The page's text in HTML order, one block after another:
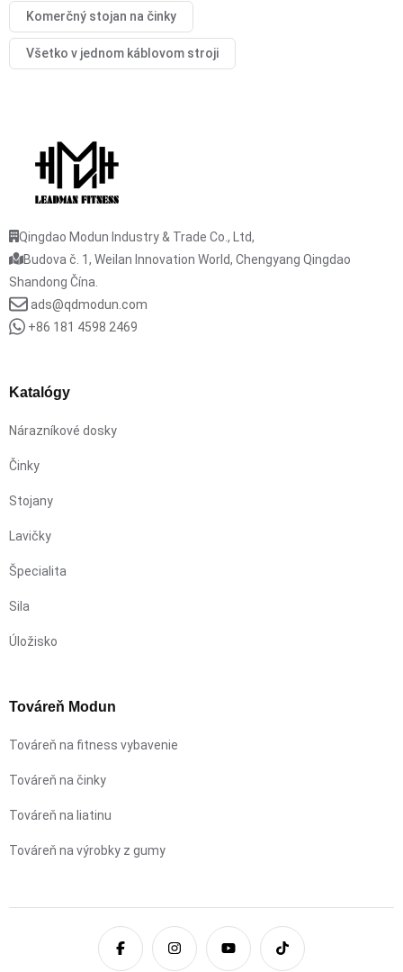
Komerčný stojan na činky
Všetko v jednom káblovom stroji
Qingdao Modun Industry & Trade Co., Ltd,
Budova č. 1, Weilan Innovation World, Chengyang Qingdao
Shandong Čína.
ads@qdmodun.com
+86 181 4598 2469
Katalógy
Nárazníkové dosky
Činky
Stojany
Lavičky
Špecialita
Sila
Úložisko
Továreň Modun
Továreň na fitness vybavenie
Továreň na činky
Továreň na liatinu
Továreň na výrobky z gumy